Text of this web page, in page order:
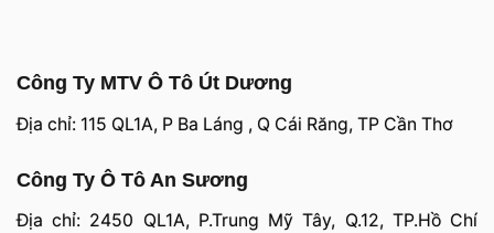
Công Ty MTV Ô Tô Út Dương
Địa chỉ: 115 QL1A, P Ba Láng , Q Cái Răng, TP Cần Thơ
Công Ty Ô Tô An Sương
Địa chỉ: 2450 QL1A, P.Trung Mỹ Tây, Q.12, TP.Hồ Chí